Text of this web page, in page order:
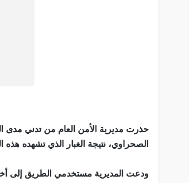
حذرت مديرية الأمن العام من تدني مدى
الصحراوي، نتيجة الغبار الذي تشهده هذه
ودعت المديرية مستخدمي الطريق إلى